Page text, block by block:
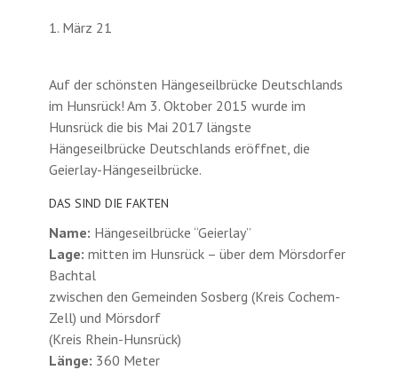
1. März 21
Auf der schönsten Hängeseilbrücke Deutschlands
im Hunsrück! Am 3. Oktober 2015 wurde im
Hunsrück die bis Mai 2017 längste
Hängeseilbrücke Deutschlands eröffnet, die
Geierlay-Hängeseilbrücke.
DAS SIND DIE FAKTEN
Name: Hängeseilbrücke “Geierlay”
Lage: mitten im Hunsrück – über dem Mörsdorfer
Bachtal
zwischen den Gemeinden Sosberg (Kreis Cochem-
Zell) und Mörsdorf
(Kreis Rhein-Hunsrück)
Länge: 360 Meter